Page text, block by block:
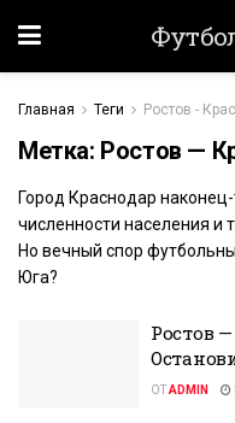
Главная Теги Ростов -
Метка: Ростов —
Город Краснодар
численности населения и
Но вечный спор
Юга?
Ростов —
ОТADMIN